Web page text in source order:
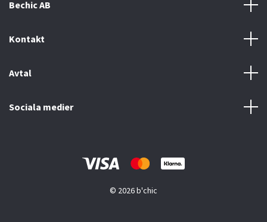
Bechic AB
Kontakt
Avtal
Sociala medier
© 2026 b'chic